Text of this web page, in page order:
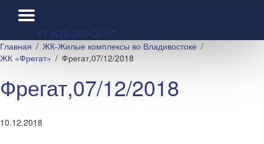
+7 (423) 280-02-07
Главная
ЖК-Жилые комплексы во Владивостоке
ЖК «Фрегат»
Фрегат,07/12/2018
Фрегат,07/12/2018
10.12.2018